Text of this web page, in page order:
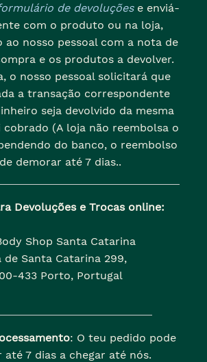
de devoluçõese enviá-
com o produto ou na loja,
ao nosso pessoal com a nota de
e os produtos a devolver.
o nosso pessoal solicitará que
a transação correspondente
seja devolvido da mesma
(A loja não reembolsa o
do banco, o reembolso
demorar até 7 dias..
Devoluções e Trocas online:
Shop Santa Catarina
de Santa Catarina 299,
433 Porto, Portugal
: O teu pedido pode
até 7 dias a chegar até nós.